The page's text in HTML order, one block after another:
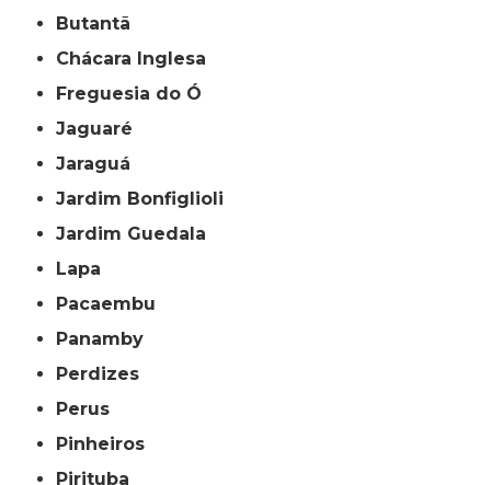
Butantã
Chácara Inglesa
Freguesia do Ó
Jaguaré
Jaraguá
Jardim Bonfiglioli
Jardim Guedala
Lapa
Pacaembu
Panamby
Perdizes
Perus
Pinheiros
Pirituba